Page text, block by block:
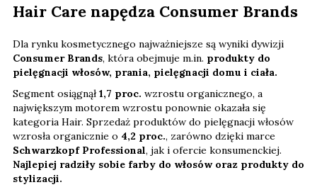
Hair Care napędza Consumer Brands
Dla rynku kosmetycznego najważniejsze są wyniki dywizji
Consumer Brands, która obejmuje m.in. produkty do
pielęgnacji włosów, prania, pielęgnacji domu i ciała.
Segment osiągnął1,7 proc. wzrostu organicznego, a
największym motorem wzrostu ponownie okazała się
kategoria Hair. Sprzedaż produktów do pielęgnacji włosów
wzrosła organicznie o 4,2 proc., zarówno dzięki marce
Schwarzkopf Professional, jak i ofercie konsumenckiej.
Najlepiej radziły sobie farby do włosów oraz produkty do
stylizacji.